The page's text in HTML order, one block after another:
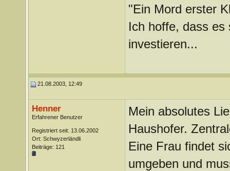
"Ein Mord erster
Ich hoffe, dass es
investieren...
21.08.2003, 12:49
Henner
Erfahrener Benutzer
Registriert seit: 13.06.2002
Ort: Schwyzerländli
Beiträge: 121
Mein absolutes
Haushofer.
Eine Frau findet
umgeben und